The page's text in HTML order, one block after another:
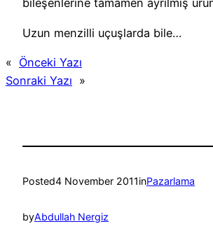
bileşenlerine tamamen ayrılmış
Uzun menzilli uçuşlarda bile…
« Önceki Yazı
Sonraki Yazı »
Posted4 November 2011inPazarlama
byAbdullah Nergiz